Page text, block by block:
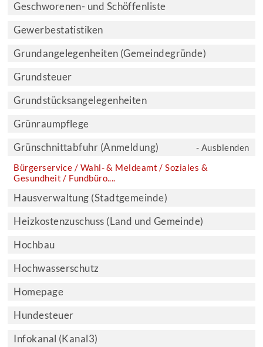
Geschworenen- und Schöffenliste
Gewerbestatistiken
Grundangelegenheiten (Gemeindegründe)
Grundsteuer
Grundstücksangelegenheiten
Grünraumpflege
Grünschnittabfuhr (Anmeldung)
- Ausblenden
Bürgerservice / Wahl- & Meldeamt / Soziales &
Gesundheit / Fundbüro....
Hausverwaltung (Stadtgemeinde)
Heizkostenzuschuss (Land und Gemeinde)
Hochbau
Hochwasserschutz
Homepage
Hundesteuer
Infokanal (Kanal3)